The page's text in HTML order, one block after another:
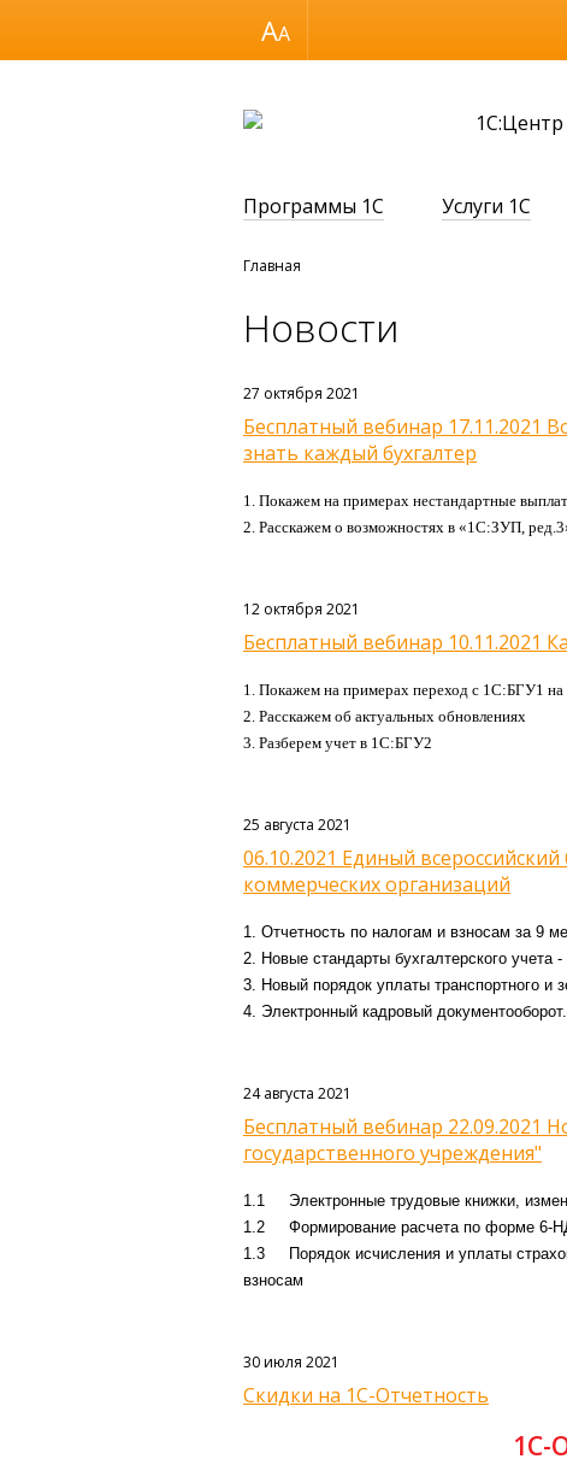
Размер шрифта
Программы 1С Услуги 1С
Главная
Новости
27 октября 2021
Бесплатный вебинар 17.11.2021
знать каждый бухгалтер
1. Покажем на примерах нестандартные
2. Расскажем о возможностях в «1С:ЗУП,
12 октября 2021
Бесплатный вебинар 10.11.2021
1. Покажем на примерах переход с 1С:БГУ1
2. Расскажем об актуальных обновлениях
3. Разберем учет в 1С:БГУ2
25 августа 2021
06.10.2021 Единый
коммерческих организаций
1. Отчетность по налогам и взносам за 9
2.
Новые стандарты бухгалтерского
3. Новый порядок уплаты транспортного и
4. Электронный кадровый
24 августа 2021
Бесплатный вебинар 22.09.2021
государственного учреждения"
1.1 Электронные трудовые книжки,
1.2 Формирование расчета по форме 6-
1.3 Порядок исчисления и уплаты
взносам
30 июля 2021
Скидки на 1С-Отчетность
1С-